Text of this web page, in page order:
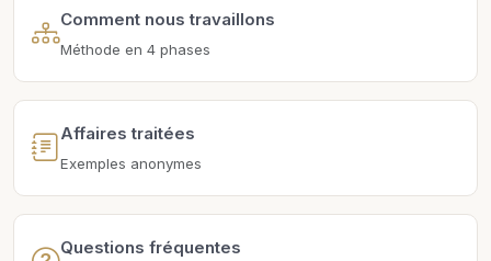
Comment nous travaillons
Méthode en 4 phases
Affaires traitées
Exemples anonymes
Questions fréquentes